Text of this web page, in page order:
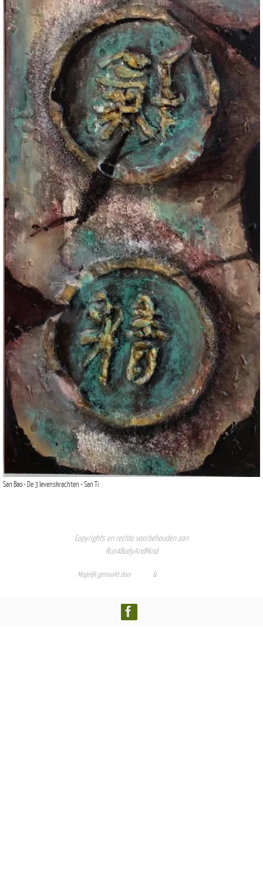
San Bao - De 3 levenskrachten - San Ti
Copyrights en rechte voorbehouden aan
Run4BodyAndMind
Mogelijk gemaakt door &